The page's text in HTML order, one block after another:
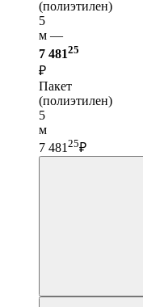
(полиэтилен)
5
м —
7 48125
₽
Пакет
(полиэтилен)
5
м
7 481 25₽